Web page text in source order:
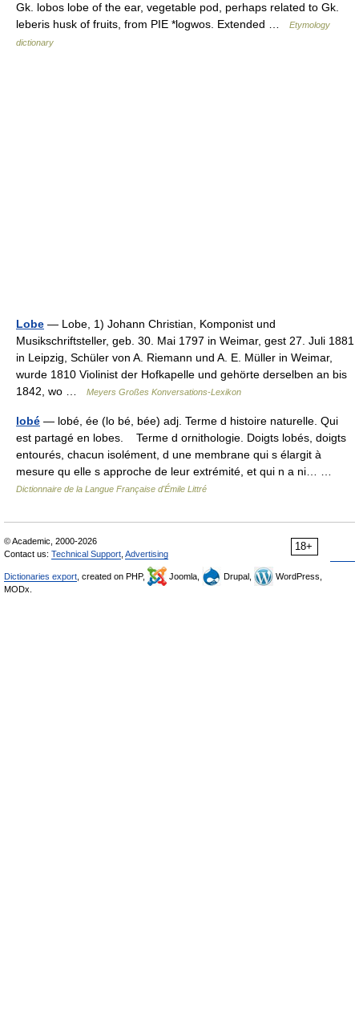
Gk. lobos lobe of the ear, vegetable pod, perhaps related to Gk.
leberis husk of fruits, from PIE *logwos. Extended …
Etymology
dictionary
Lobe — Lobe, 1) Johann Christian, Komponist und
Musikschriftsteller, geb. 30. Mai 1797 in Weimar, gest 27. Juli 1881
in Leipzig, Schüler von A. Riemann und A. E. Müller in Weimar,
wurde 1810 Violinist der Hofkapelle und gehörte derselben an bis
1842, wo …
Meyers Großes Konversations-Lexikon
lobé — lobé, ée (lo bé, bée) adj. Terme d histoire naturelle. Qui
est partagé en lobes. Terme d ornithologie. Doigts lobés, doigts
entourés, chacun isolément, d une membrane qui s élargit à
mesure qu elle s approche de leur extrémité, et qui n a ni… …
Dictionnaire de la Langue Française d'Émile Littré
18+
© Academic, 2000-2026
Contact us: Technical Support Advertising
Dictionaries export , created on PHP, Joomla, Drupal,
WordPress,
MODx.